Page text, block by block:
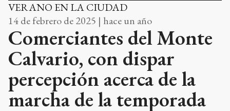
VERANO EN LA CIUDAD
14 de febrero de 2025 | hace un año
Comerciantes del Monte
Calvario, con dispar
percepción acerca de la
marcha de la temporada